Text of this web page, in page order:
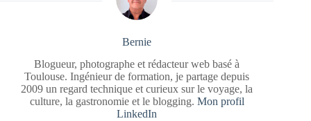
Bernie
Blogueur, photographe et rédacteur web basé à
Toulouse. Ingénieur de formation, je partage depuis
2009 un regard technique et curieux sur le voyage, la
culture, la gastronomie et le blogging. Mon profil
LinkedIn